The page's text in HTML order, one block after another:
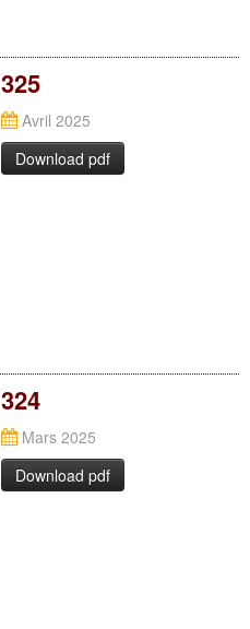
325
Avril 2025
Download pdf
324
Mars 2025
Download pdf